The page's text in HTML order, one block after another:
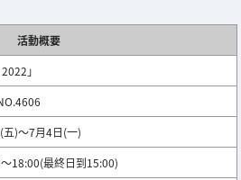
活動概要
」
)～7月4日(一)
18:00(最終日到15:00)